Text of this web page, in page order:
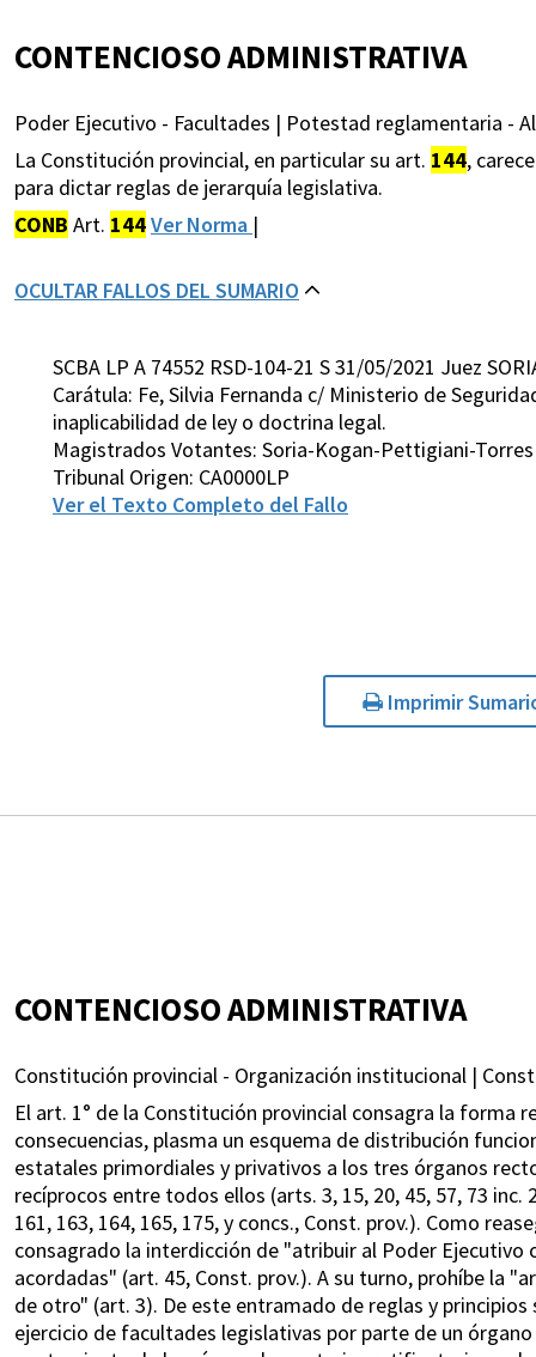
CONTENCIOSO ADMINISTRATIVA
Poder Ejecutivo - Facultades | Potestad reglamentaria -
La Constitución provincial, en particular su art. 144,
para dictar reglas de jerarquía legislativa.
CONB Art. 144Ver Norma |
OCULTAR FALLOS DEL SUMARIO
SCBA LP A 74552 RSD-104-21 S 31/05/2021 Juez
Carátula: Fe, Silvia Fernanda c/ Ministerio de
inaplicabilidad de ley o doctrina legal.
Magistrados Votantes: Soria-Kogan-Pettigiani-Torres
Tribunal Origen: CA0000LP
Ver el Texto Completo del Fallo
Imprimir
CONTENCIOSO ADMINISTRATIVA
Constitución provincial - Organización institucional |
El art. 1° de la Constitución provincial consagra la forma
consecuencias, plasma un esquema de distribución
estatales primordiales y privativos a los tres órganos
recíprocos entre todos ellos (arts. 3, 15, 20, 45, 57, 73 inc.
161, 163, 164, 165, 175, y concs., Const. prov.). Como
consagrado la interdicción de "atribuir al Poder
acordadas" (art. 45, Const. prov.). A su turno, prohíbe la
de otro" (art. 3). De este entramado de reglas y
ejercicio de facultades legislativas por parte de un